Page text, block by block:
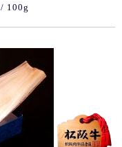
/ 100g